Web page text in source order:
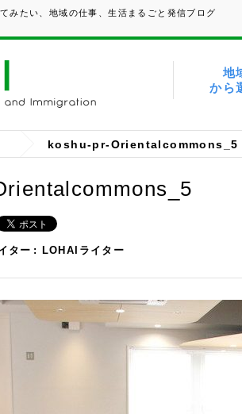
みたい、地域の仕事、生活まるごと発信ブログ
地
から
koshu-pr-Orientalcommons_5
ター LOHAIライター